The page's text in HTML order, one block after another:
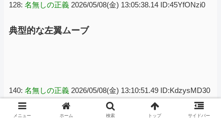
128: 名無しの正義 2026/05/08(金) 13:05:38.14 ID:45YfONzi0
典型的な左翼ムーブ
140: 名無しの正義 2026/05/08(金) 13:10:51.49 ID:KdzysMD30
港区の低層最上階
メニュー ホーム 検索 トップ サイドバー